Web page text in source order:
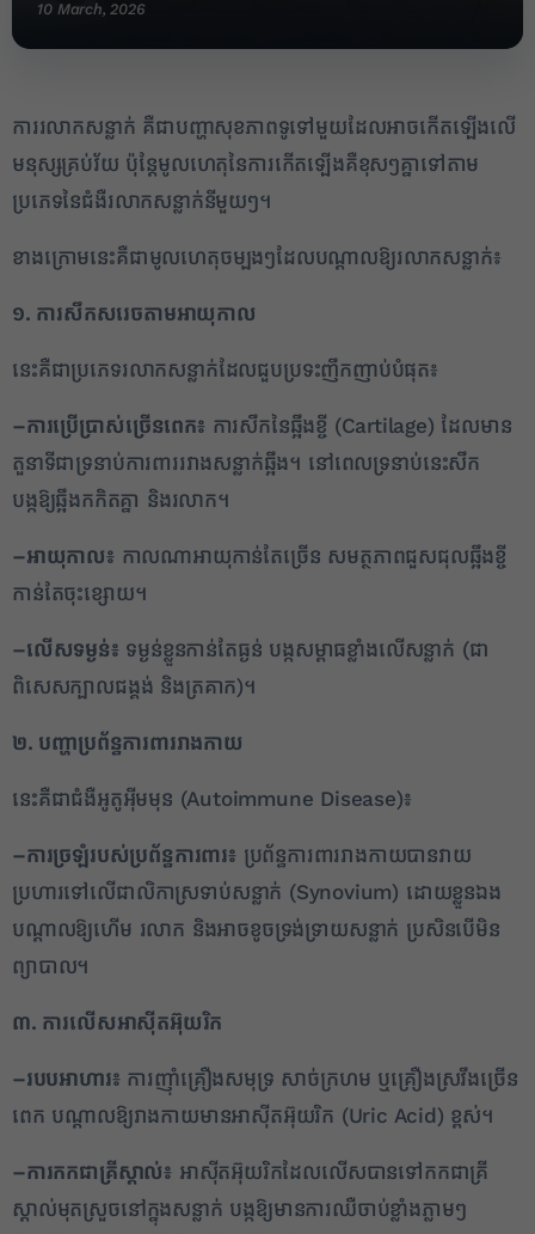
10 March, 2026
ការរលាកសន្លាក់ គឺជាបញ្ហាសុខភាពទូទៅមួយដែលអាចកើតឡើងលើ
មនុស្សគ្រប់វ័យ ប៉ុន្តែមូលហេតុនៃការកើតឡើងគឺខុសៗគ្នាទៅតាម
ប្រភេទនៃជំងឺរលាកសន្លាក់នីមួយៗ។
ខាងក្រោមនេះគឺជាមូលហេតុចម្បងៗដែលបណ្តាលឱ្យរលាកសន្លាក់៖
១. ការសឹកសរេចតាមអាយុកាល
នេះគឺជាប្រភេទរលាកសន្លាក់ដែលជួបប្រទះញឹកញាប់បំផុត៖
–ការប្រើប្រាស់ច្រើនពេក៖ការសឹកនៃឆ្អឹងខ្ចី (Cartilage) ដែលមាន
តួនាទីជាទ្រនាប់ការពាររវាងសន្លាក់ឆ្អឹង។ នៅពេលទ្រនាប់នេះសឹក
បង្កឱ្យឆ្អឹងកកិតគ្នា និងរលាក។
–អាយុកាល៖កាលណាអាយុកាន់តែច្រើន សមត្ថភាពជួសជុលឆ្អឹងខ្ចី
កាន់តែចុះខ្សោយ។
–លើសទម្ងន់៖ទម្ងន់ខ្លួនកាន់តែធ្ងន់ បង្កសម្ពាធខ្លាំងលើសន្លាក់ (ជា
ពិសេសក្បាលជង្គង់ និងត្រគាក)។
២. បញ្ហាប្រព័ន្ធការពាររាងកាយ
នេះគឺជាជំងឺអូតូអុីមមុន (Autoimmune Disease)៖
–ការច្រឡំរបស់ប្រព័ន្ធការពារ៖ប្រព័ន្ធការពាររាងកាយបានវាយ
ប្រហារទៅលើជាលិកាស្រទាប់សន្លាក់ (Synovium) ដោយខ្លួនឯង
បណ្តាលឱ្យហើម រលាក និងអាចខូចទ្រង់ទ្រាយសន្លាក់ ប្រសិនបើមិន
ព្យាបាល។
៣. ការលើសអាស៊ីតអ៊ុយរិក
–របបអាហារ៖ការញ៉ាំគ្រឿងសមុទ្រ សាច់ក្រហម ឬគ្រឿងស្រវឹងច្រើន
ពេក បណ្តាលឱ្យរាងកាយមានអាស៊ីតអ៊ុយរិក (Uric Acid) ខ្ពស់។
–ការកកជាគ្រីស្តាល់៖ អាស៊ីតអ៊ុយរិកដែលលើសបានទៅកកជាគ្រី
ស្តាល់មុតស្រួចនៅក្នុងសន្លាក់ បង្កឱ្យមានការឈឺចាប់ខ្លាំងភ្លាមៗ
✕